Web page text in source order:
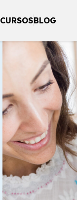
CURSOSBLOG